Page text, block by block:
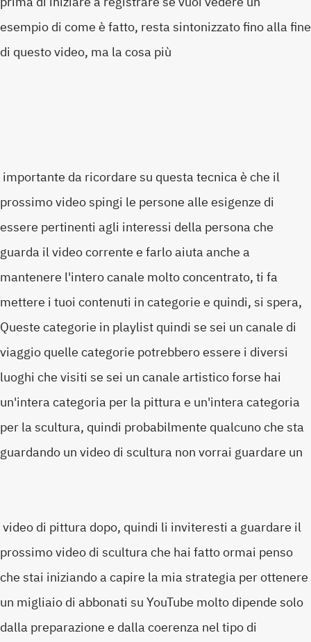
esempio di come è fatto, resta sintonizzato fino alla fine
di questo video, ma la cosa più
importante da ricordare su questa tecnica è che il
prossimo video spingi le persone alle esigenze di
essere pertinenti agli interessi della persona che
guarda il video corrente e farlo aiuta anche a
mantenere l'intero canale molto concentrato, ti fa
mettere i tuoi contenuti in categorie e quindi, si spera,
Queste categorie in playlist quindi se sei un canale di
viaggio quelle categorie potrebbero essere i diversi
luoghi che visiti se sei un canale artistico forse hai
un'intera categoria per la pittura e un'intera categoria
per la scultura, quindi probabilmente qualcuno che sta
guardando un video di scultura non vorrai guardare un
video di pittura dopo, quindi li inviteresti a guardare il
prossimo video di scultura che hai fatto ormai penso
che stai iniziando a capire la mia strategia per ottenere
un migliaio di abbonati su YouTube molto dipende solo
dalla preparazione e dalla coerenza nel tipo di